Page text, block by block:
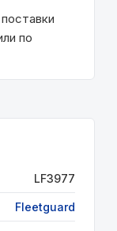
по
LF3977
Fleetguard